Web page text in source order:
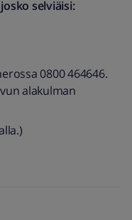
selviäisi:
0800 464646.
alakulman